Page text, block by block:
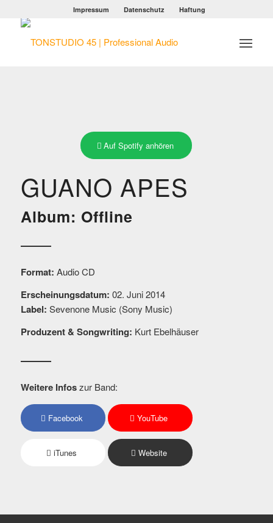
Impressum Datenschutz Haftung
Auf Spotify anhören
GUANO APES
Album: Offline
Format: Audio CD
Erscheinungsdatum: 02. Juni 2014
Label: Sevenone Music (Sony Music)
Produzent & Songwriting: Kurt Ebelhäuser
Weitere Infoszur Band:
Facebook YouTube
iTunes Website